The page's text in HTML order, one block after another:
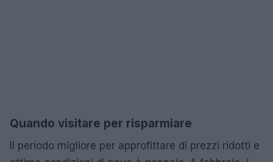
Quando visitare per risparmiare
Il periodo migliore per approfittare di prezzi ridotti e